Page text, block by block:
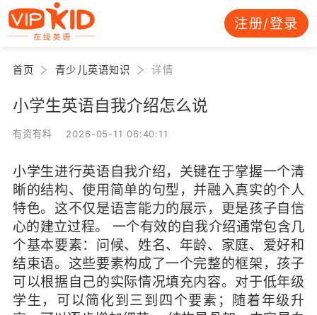
注册/登录
首页 青少儿英语知识 详情
小学生英语自我介绍怎么说
有资有料 2026-05-11 06:40:11
小学生进行英语自我介绍，关键在于掌握一个清
晰的结构、使用简单的句型，并融入真实的个人
特色。这不仅是语言能力的展示，更是孩子自信
心的建立过程。 一个有效的自我介绍通常包含几
个基本要素：问候、姓名、年龄、家庭、爱好和
结束语。这些要素构成了一个完整的框架，孩子
可以根据自己的实际情况填充内容。对于低年级
学生，可以简化到三到四个要素；随着年级升